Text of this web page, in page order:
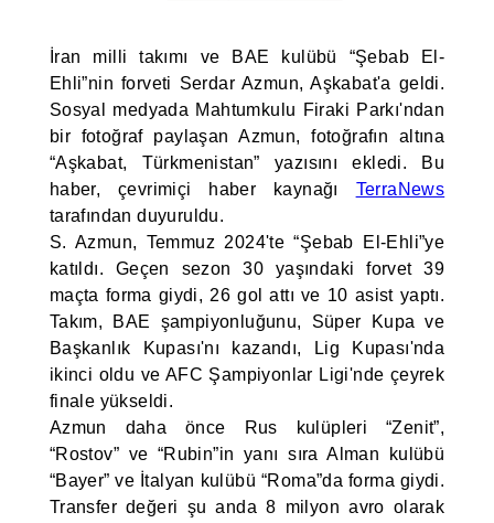
İran milli takımı ve BAE kulübü “Şebab El-
Ehli”nin forveti Serdar Azmun, Aşkabat'a geldi.
Sosyal medyada Mahtumkulu Firaki Parkı'ndan
bir fotoğraf paylaşan Azmun, fotoğrafın altına
“Aşkabat, Türkmenistan” yazısını ekledi. Bu
haber, çevrimiçi haber kaynağı TerraNews
tarafından duyuruldu.
S. Azmun, Temmuz 2024'te “Şebab El-Ehli”ye
katıldı. Geçen sezon 30 yaşındaki forvet 39
maçta forma giydi, 26 gol attı ve 10 asist yaptı.
Takım, BAE şampiyonluğunu, Süper Kupa ve
Başkanlık Kupası'nı kazandı, Lig Kupası'nda
ikinci oldu ve AFC Şampiyonlar Ligi'nde çeyrek
finale yükseldi.
Azmun daha önce Rus kulüpleri “Zenit”,
“Rostov” ve “Rubin”in yanı sıra Alman kulübü
“Bayer” ve İtalyan kulübü “Roma”da forma giydi.
Transfer değeri şu anda 8 milyon avro olarak